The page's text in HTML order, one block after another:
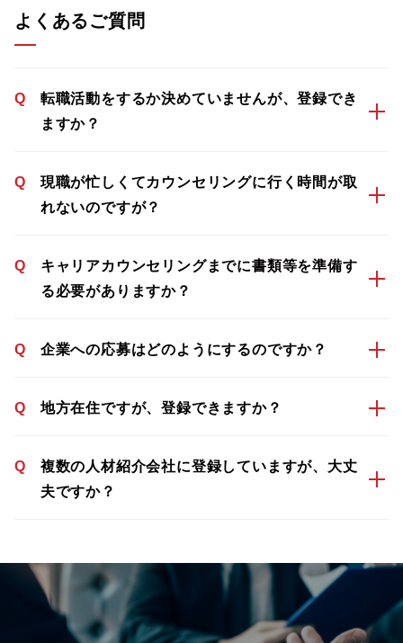
よくあるご質問
Q
転職活動をするか決めていませんが、登録でき
ますか？
Q
現職が忙しくてカウンセリングに行く時間が取
れないのですが？
Q
キャリアカウンセリングまでに書類等を準備す
る必要がありますか？
Q 企業への応募はどのようにするのですか？
Q 地方在住ですが、登録できますか？
Q
複数の人材紹介会社に登録していますが、大丈
夫ですか？